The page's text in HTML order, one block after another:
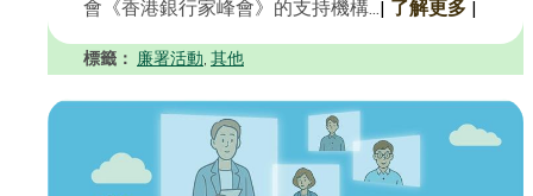
會《香港銀行家峰會》的支持機構...| 了解更多 |
標籤： 廉署活動, 其他